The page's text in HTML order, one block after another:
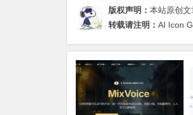
版权声明： 本站原创
转载请注明： AI Icon